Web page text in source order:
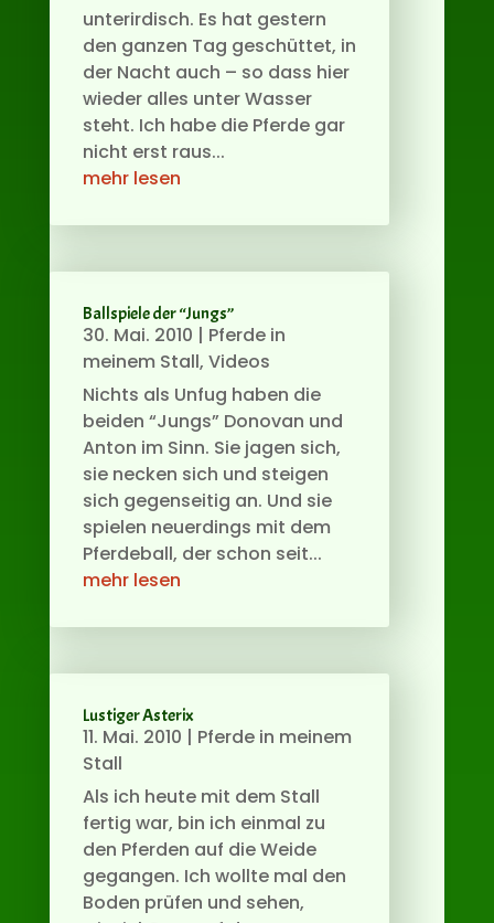
unterirdisch. Es hat gestern
den ganzen Tag geschüttet, in
der Nacht auch – so dass hier
wieder alles unter Wasser
steht. Ich habe die Pferde gar
nicht erst raus...
mehr lesen
Ballspiele der “Jungs”
30. Mai. 2010 | Pferde in
meinem Stall, Videos
Nichts als Unfug haben die
beiden “Jungs” Donovan und
Anton im Sinn. Sie jagen sich,
sie necken sich und steigen
sich gegenseitig an. Und sie
spielen neuerdings mit dem
Pferdeball, der schon seit...
mehr lesen
Lustiger Asterix
11. Mai. 2010 | Pferde in meinem
Stall
Als ich heute mit dem Stall
fertig war, bin ich einmal zu
den Pferden auf die Weide
gegangen. Ich wollte mal den
Boden prüfen und sehen,